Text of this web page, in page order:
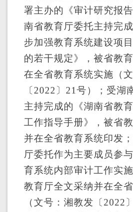
署主办的《审计研究报
南省教育厅委托主持完
步加强教育系统建设项
的若干规定》，被省教
在全省教育系统实施（
〔2022〕 21 号）；受湖
主持完成的《湖南省教
工作指导手册》，被省
并在全省教育系统印发
厅委托作为主要成员参
育系统内部审计工作实
教育厅全文采纳并在全
（文号：湘教发〔2022〕